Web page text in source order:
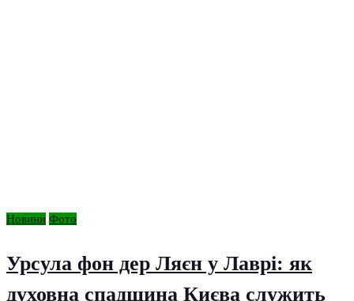
Новини Фото
Урсула фон дер Ляєн у Лаврі: як
духовна спадщина Києва служить